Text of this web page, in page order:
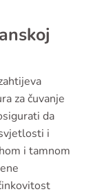
za čuvanje
da
i
i tamnom